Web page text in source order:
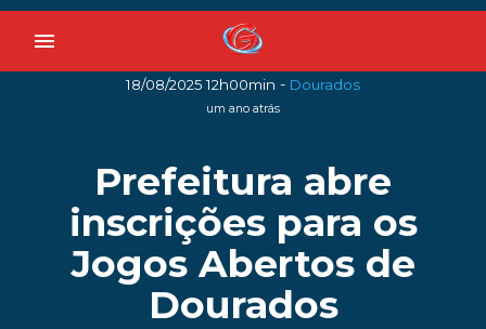
menu
18/08/2025 12h00min - Dourados
um ano atrás
Prefeitura abre
inscrições para os
Jogos Abertos de
Dourados